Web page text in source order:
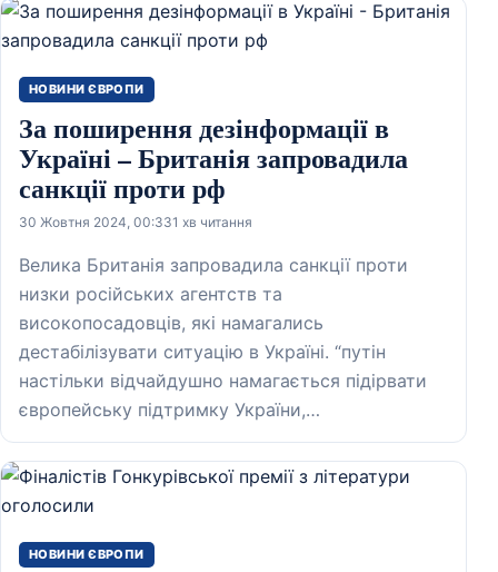
НОВИНИ ЄВРОПИ
За поширення дезінформації в
Україні – Британія запровадила
санкції проти рф
30 Жовтня 2024, 00:331 хв читання
Велика Британія запровадила санкції проти
низки російських агентств та
високопосадовців, які намагались
дестабілізувати ситуацію в Україні. “путін
настільки відчайдушно намагається підірвати
європейську підтримку України,…
НОВИНИ ЄВРОПИ